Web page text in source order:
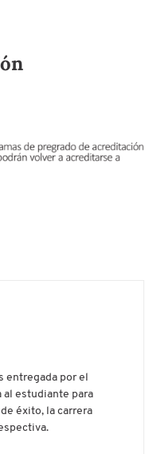
entregada por el
al estudiante para
éxito, la carrera